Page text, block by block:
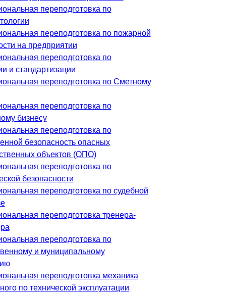
переподготовка по
переподготовка по пожарной
на предприятии
переподготовка по
и стандартизации
переподготовка по Сметному
переподготовка по
бизнесу
переподготовка по
безопасность опасных
объектов (ОПО)
переподготовка по
безопасности
переподготовка по судебной
переподготовка тренера-
переподготовка по
и муниципальному
переподготовка механика
по технической эксплуатации